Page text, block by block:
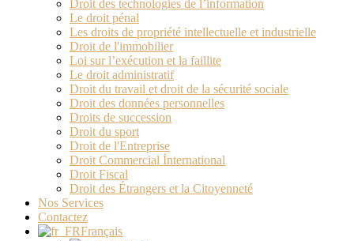
Droit des technologies de l’information
Le droit pénal
Les droits de propriété intellectuelle et industrielle
Droit de l'immobilier
Loi sur l’exécution et la faillite
Le droit administratif
Droit du travail et droit de la sécurité sociale
Droit des données personnelles
Droits de succession
Droit du sport
Droit de l'Entreprise
Droit Commercial İnternational
Droit Fiscal
Droit des Étrangers et la Citoyenneté
Nos Services
Contactez
Français